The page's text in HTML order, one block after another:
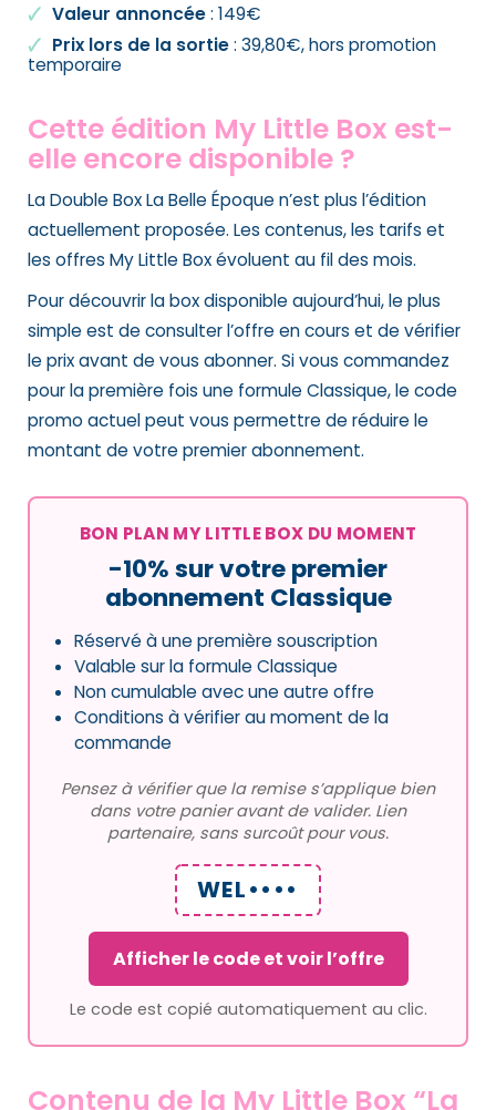
Valeur annoncée: 149€
Prix lors de la sortie: 39,80€, hors promotion
temporaire
Cette édition My Little Box est-
elle encore disponible ?
La Double Box La Belle Époque n’est plus l’édition
actuellement proposée. Les contenus, les tarifs et
les offres My Little Box évoluent au fil des mois.
Pour découvrir la box disponible aujourd’hui, le plus
simple est de consulter l’offre en cours et de vérifier
le prix avant de vous abonner. Si vous commandez
pour la première fois une formule Classique, le code
promo actuel peut vous permettre de réduire le
montant de votre premier abonnement.
BON PLAN MY LITTLE BOX DU MOMENT
-10% sur votre premier
abonnement Classique
Réservé à une première souscription
Valable sur la formule Classique
Non cumulable avec une autre offre
Conditions à vérifier au moment de la
commande
Pensez à vérifier que la remise s’applique bien
dans votre panier avant de valider. Lien
partenaire, sans surcoût pour vous.
WEL••••
Afficher le code et voir l’offre
Le code est copié automatiquement au clic.
Contenu de la My Little Box “La